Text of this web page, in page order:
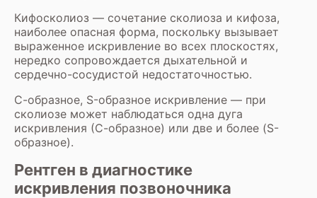
Кифосколиоз — сочетание сколиоза и кифоза,
наиболее опасная форма, поскольку вызывает
выраженное искривление во всех плоскостях,
нередко сопровождается дыхательной и
сердечно-сосудистой недостаточностью.
С-образное, S-образное искривление — при
сколиозе может наблюдаться одна дуга
искривления (С-образное) или две и более (S-
образное).
Рентген в диагностике
искривления позвоночника